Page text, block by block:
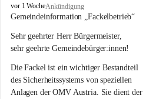
A
d
r
k
a
a
vor 1 WocheAnkündigung
Gemeindeinformation „Fackelbetrieb“
Sehr geehrter Herr Bürgermeister,
sehr geehrte Gemeindebürger:innen!
Die Fackel ist ein wichtiger Bestandteil
des Sicherheitssystems von speziellen
Anlagen der OMV Austria. Sie dient der